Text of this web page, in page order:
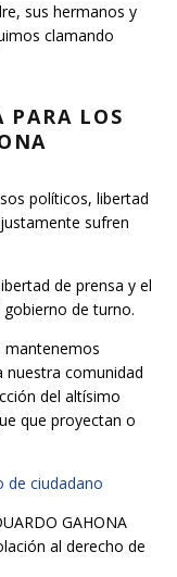
sus hermanos y
clamando
PARA LOS
políticos, libertad
sufren
de prensa y el
de turno.
mantenemos
comunidad
del altísimo
que proyectan o
de ciudadano
GAHONA
al derecho de